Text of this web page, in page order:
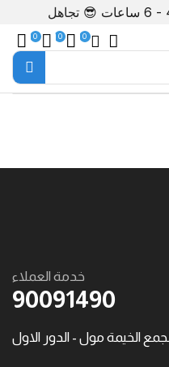
تجاهل
0
0
0
خدمة العملاء
90091490
الخيمة مول - الدور الاول